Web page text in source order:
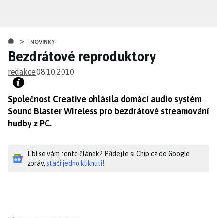
obsahu
> NOVINKY
Bezdrátové reproduktory
redakce08.10.2010
Společnost Creative ohlásila domácí audio systém
Sound Blaster Wireless pro bezdrátové streamování
hudby z PC.
Líbí se vám tento článek? Přidejte si Chip.cz do Google
zpráv, stačí jedno kliknutí!